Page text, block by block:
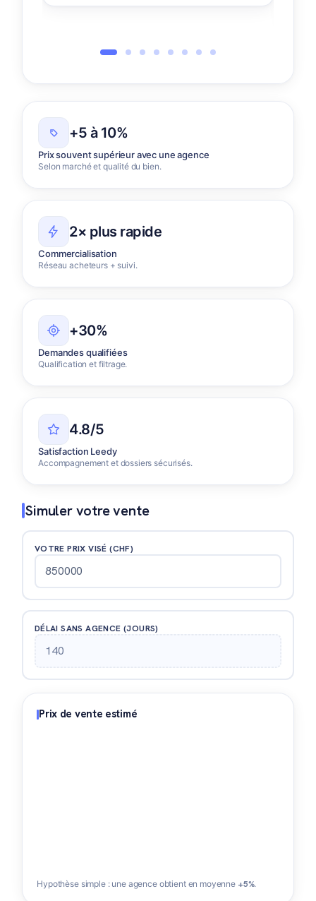
+5 à 10%
Prix souvent supérieur avec une agence
Selon marché et qualité du bien.
2× plus rapide
Commercialisation
Réseau acheteurs + suivi.
+30%
Demandes qualifiées
Qualification et filtrage.
4.8/5
Satisfaction Leedy
Accompagnement et dossiers sécurisés.
Simuler votre vente
VOTRE PRIX VISÉ (CHF)
DÉLAI SANS AGENCE (JOURS)
Prix de vente estimé
Hypothèse simple : une agence obtient en moyenne +5%.